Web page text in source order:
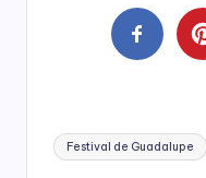
Tags:
Festival de Guadalupe